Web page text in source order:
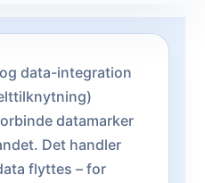
data-integration
datamarker
Det handler
flyttes – for